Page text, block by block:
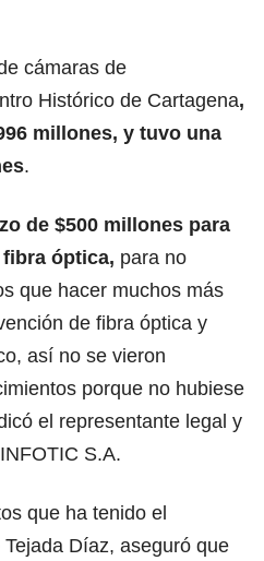
cámaras de
Histórico de Cartagena,
millones, y tuvo una
.
de $500 millones para
óptica, para no
que hacer muchos más
de fibra óptica y
así no se vieron
porque no hubiese
el representante legal y
S.A.
que ha tenido el
Díaz, aseguró que